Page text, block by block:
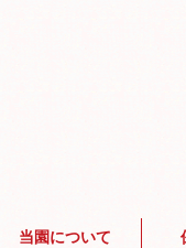
当園について